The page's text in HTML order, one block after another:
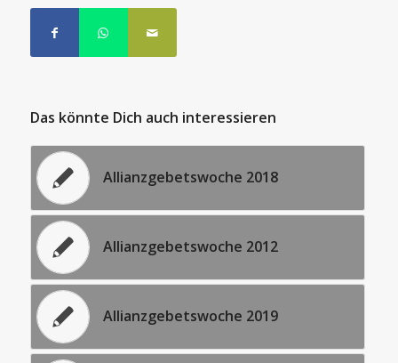
Das könnte Dich auch interessieren
Allianzgebetswoche 2018
Allianzgebetswoche 2012
Allianzgebetswoche 2019